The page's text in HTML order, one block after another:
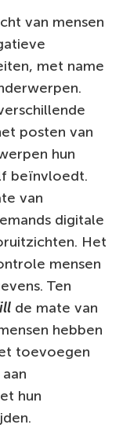
van mensen
met name
posten van
hun
beïnvloedt.
van
digitale
Het
mensen
Ten
de mate van
hebben
toevoegen
hun